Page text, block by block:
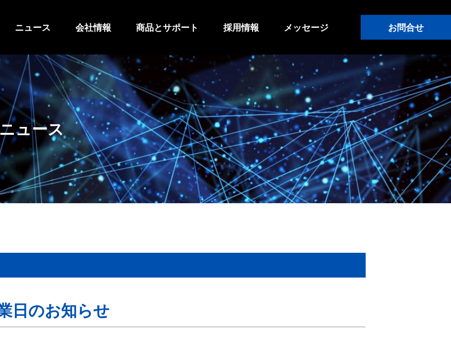
ニュース 会社情報 商品とサポート 採用情報 メッセージ お問合せ
ニュース
日のお知らせ